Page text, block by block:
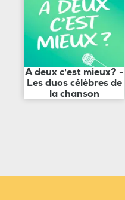
A deux c'est mieux? -
Les duos célèbres de
la chanson